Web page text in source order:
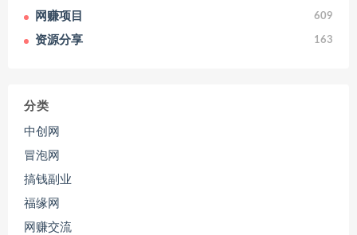
网赚项目 609
资源分享 163
分类
中创网
冒泡网
搞钱副业
福缘网
网赚交流